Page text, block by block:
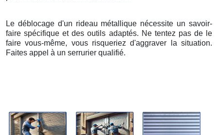
Le déblocage d'un rideau métallique nécessite un savoir-
faire spécifique et des outils adaptés. Ne tentez pas de le
faire vous-même, vous risqueriez d'aggraver la situation.
Faites appel à un serrurier qualifié.